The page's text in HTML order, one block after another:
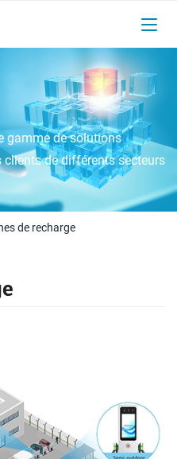
gamme de solutions
clients de différents secteurs
de recharge